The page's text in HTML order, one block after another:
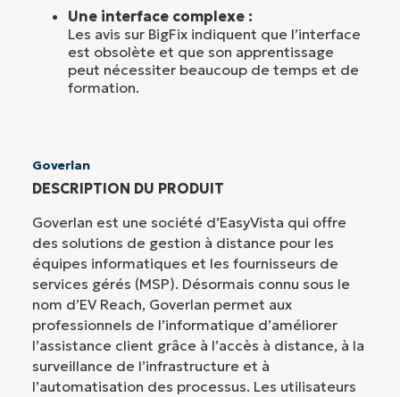
Une interface complexe :
Les avis sur BigFix indiquent que l’interface
est obsolète et que son apprentissage
peut nécessiter beaucoup de temps et de
formation.
Goverlan
DESCRIPTION DU PRODUIT
Goverlan est une société d’EasyVista qui offre
des solutions de gestion à distance pour les
équipes informatiques et les fournisseurs de
services gérés (MSP). Désormais connu sous le
nom d’EV Reach, Goverlan permet aux
professionnels de l’informatique d’améliorer
l’assistance client grâce à l’accès à distance, à la
surveillance de l’infrastructure et à
l’automatisation des processus. Les utilisateurs